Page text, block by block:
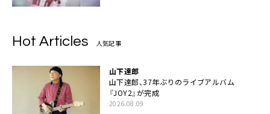
Hot Articles 人気記事
山下達郎
山下達郎、37年ぶりのライブアルバム
『JOY2』が完成
2026.08.09